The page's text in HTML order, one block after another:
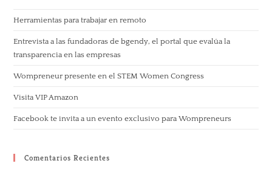
Herramientas para trabajar en remoto
Entrevista a las fundadoras de bgendy, el portal que evalúa la
transparencia en las empresas
Wompreneur presente en el STEM Women Congress
Visita VIP Amazon
Facebook te invita a un evento exclusivo para Wompreneurs
Comentarios Recientes